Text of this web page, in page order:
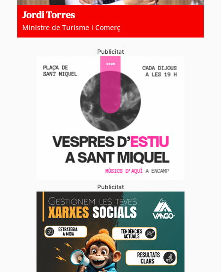
Jordi Torres
Ministre de Turisme i Comerç
Publicitat
Publicitat